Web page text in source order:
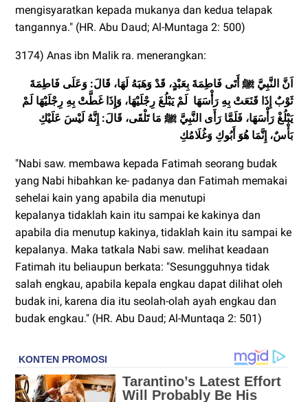
mengisyaratkan kepada mukanya dan kedua telapak
tangannya." (HR. Abu Daud; Al-Muntaga 2: 500)
3174) Anas ibn Malik ra. menerangkan:
اَنَّ النَّبِيَّ ﷺ أَتَى فَاطِمَةَ بِعَبْدٍ، قَدْ وَهَبَهُ لَهَا، قَالَ: وَعَلَى فَاطِمَةَ
ثَوْبٌ إِذَا قَنَعَتْ بِهِ رَأْسَهَا لَمْ يَبْلُغَ رِجْلَيْهَا، وَإِذَا غَطَّتْ بِهِ رِجْلَيْهَا لَمْ
يَبْلُغْ رَأْسَهَا، فَلَمَّا رَأَى النَّبِيَّ ﷺ مَا تَلْقَى، قَالَ: إِنَّهُ لَيْسَ عَلَيْكِ
بَأْسٌ، إِنَّمَا هُوَ أَبُوكِ وَغُلَامُكِ
"Nabi saw. membawa kepada Fatimah seorang budak
yang Nabi hibahkan ke- padanya dan Fatimah memakai
sehelai kain yang apabila dia menutupi
kepalanya tidaklah kain itu sampai ke kakinya dan
apabila dia menutup kakinya, tidaklah kain itu sampai ke
kepalanya. Maka tatkala Nabi saw. melihat keadaan
Fatimah itu beliaupun berkata: "Sesungguhnya tidak
salah engkau, apabila kepala engkau dapat dilihat oleh
budak ini, karena dia itu seolah-olah ayah engkau dan
budak engkau." (HR. Abu Daud; Al-Muntaqa 2: 501)